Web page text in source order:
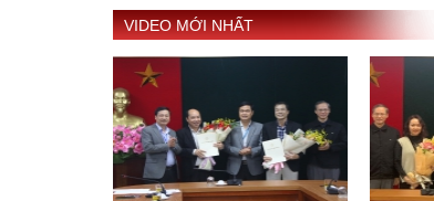
VIDEO MỚI NHẤT